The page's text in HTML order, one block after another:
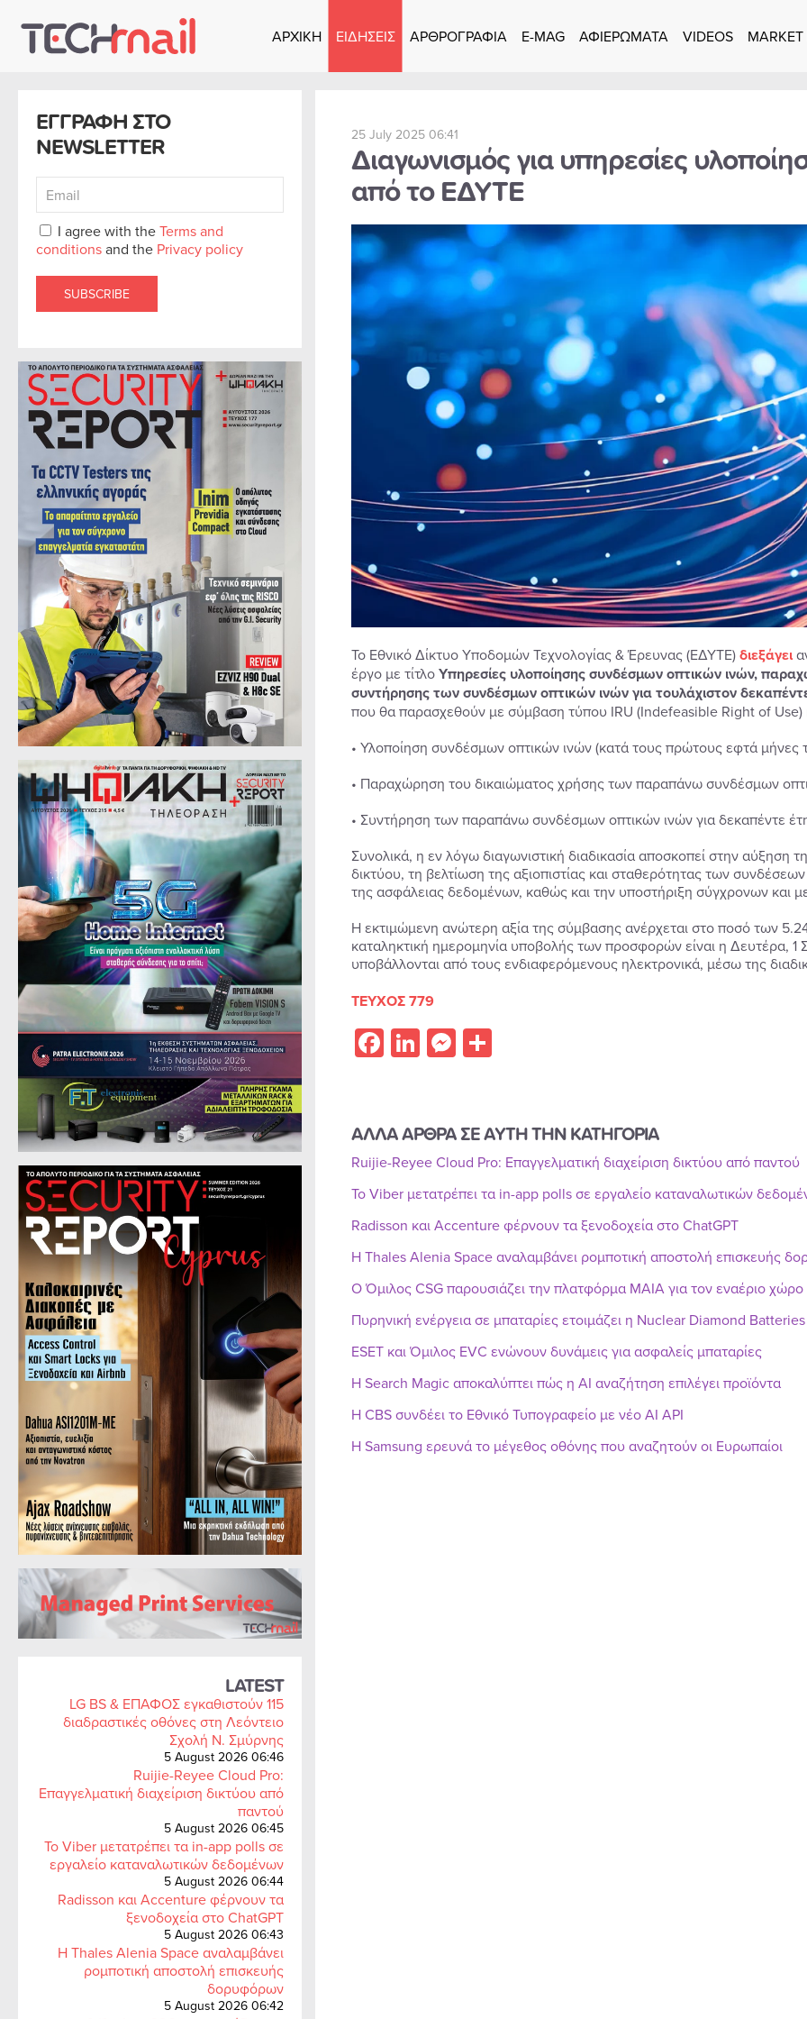
Skip to main content
ΑΡΧΙΚΗ ΕΙΔΗΣΕΙΣ ΑΡΘΡΟΓΡΑΦΙΑ E-MAG ΑΦΙΕΡΩΜΑΤΑ VIDEOS MARKET
ΕΓΓΡΑΦΗ ΣΤΟ
NEWSLETTER
I agree with theTerms and
conditionsand the Privacy policy
SUBSCRIBE
LATEST
LG BS & ΕΠΑΦΟΣ εγκαθιστούν 115
διαδραστικές οθόνες στη Λεόντειο
Σχολή Ν. Σμύρνης
5 August 2026 06:46
Ruijie-Reyee Cloud Pro:
Επαγγελματική διαχείριση δικτύου από
παντού
5 August 2026 06:45
Το Viber μετατρέπει τα in-app polls σε
εργαλείο καταναλωτικών δεδομένων
5 August 2026 06:44
Radisson και Accenture φέρνουν τα
ξενοδοχεία στο ChatGPT
5 August 2026 06:43
Η Thales Alenia Space αναλαμβάνει
ρομποτική αποστολή επισκευής
δορυφόρων
5 August 2026 06:42
25 July 2025 06:41
Διαγωνισμός για υπηρεσίες
από το ΕΔΥΤΕ
Το Εθνικό Δίκτυο Υποδομών Τεχνολογίας & Έρευνας (ΕΔΥΤΕ)διεξάγει
έργο με τίτλοΥπηρεσίες υλοποίησης συνδέσμων οπτικών ινών,
συντήρησης των συνδέσμων οπτικών ινών για τουλάχιστον
που θα παρασχεθούν με σύμβαση τύπου IRU (Indefeasible Right of Use)
• Υλοποίηση συνδέσμων οπτικών ινών (κατά τους πρώτους εφτά μήνες
• Παραχώρηση του δικαιώματος χρήσης των παραπάνω συνδέσμων
• Συντήρηση των παραπάνω συνδέσμων οπτικών ινών για δεκαπέντε
Συνολικά, η εν λόγω διαγωνιστική διαδικασία αποσκοπεί στην αύξηση
δικτύου, τη βελτίωση της αξιοπιστίας και σταθερότητας των
της ασφάλειας δεδομένων, καθώς και την υποστήριξη σύγχρονων και
Η εκτιμώμενη ανώτερη αξία της σύμβασης ανέρχεται στο ποσό των
καταληκτική ημερομηνία υποβολής των προσφορών είναι η Δευτέρα,
υποβάλλονται από τους ενδιαφερόμενους ηλεκτρονικά, μέσω της
ΤΕΥΧΟΣ 779
Facebook
LinkedIn
Messenger
Share
ΑΛΛΑ ΑΡΘΡΑ ΣΕ ΑΥΤΗ ΤΗΝ ΚΑΤΗΓΟΡΙΑ
Ruijie-Reyee Cloud Pro: Επαγγελματική διαχείριση δικτύου από παντού
Το Viber μετατρέπει τα in-app polls σε εργαλείο καταναλωτικών
Radisson και Accenture φέρνουν τα ξενοδοχεία στο ChatGPT
Η Thales Alenia Space αναλαμβάνει ρομποτική αποστολή επισκευής
Ο Όμιλος CSG παρουσιάζει την πλατφόρμα MAIA για τον εναέριο χώρο
Πυρηνική ενέργεια σε μπαταρίες ετοιμάζει η Nuclear Diamond Batteries
ESET και Όμιλος EVC ενώνουν δυνάμεις για ασφαλείς μπαταρίες
Η Search Magic αποκαλύπτει πώς η AI αναζήτηση επιλέγει προϊόντα
Η CBS συνδέει το Εθνικό Τυπογραφείο με νέο AI API
Η Samsung ερευνά το μέγεθος οθόνης που αναζητούν οι Ευρωπαίοι